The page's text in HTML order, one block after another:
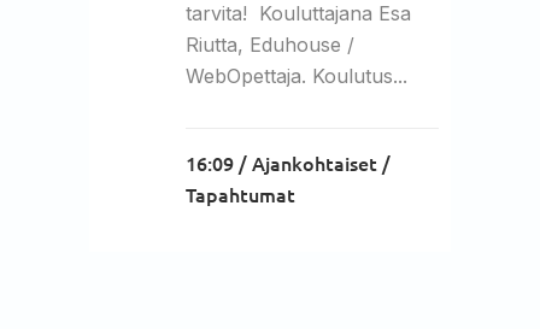
tarvita! Kouluttajana Esa
Riutta, Eduhouse /
WebOpettaja. Koulutus...
16:09 /Ajankohtaiset /
Tapahtumat